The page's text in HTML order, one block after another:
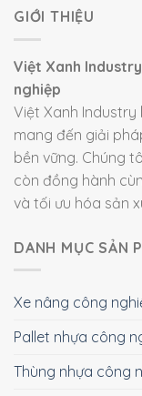
GIỚI THIỆU
Việt Xanh
nghiệp
Việt Xanh Industry
mang đến giải
bền vững. Chúng
còn đồng hành
và tối ưu hóa sản
DANH MỤC SẢN
Xe nâng công
Pallet nhựa công
Thùng nhựa công